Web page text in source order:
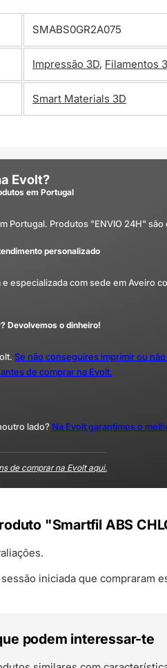
SMABS0GR2A075
Impressão 3D, Filamentos
Smart Materials 3D
Evolt?
em Portugal
Portugal. Produtos "ENVIO 24H"
personalizado
especializada com sede em Aveiro
Devolvemos o dinheiro!
Se não conseguires imprimir ou
de comprar na Evolt.
lado? Na Evolt garantimos o
de comprar na Evolt aqui.
"Smartfil ABS
iniciada que compraram
podem interessar-te